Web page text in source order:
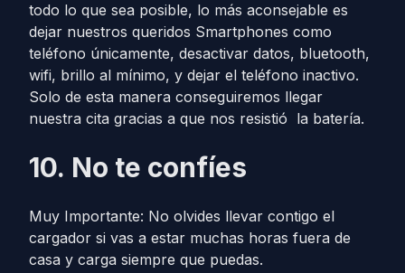
todo lo que sea posible, lo más aconsejable es
dejar nuestros queridos Smartphones como
teléfono únicamente, desactivar datos, bluetooth,
wifi, brillo al mínimo, y dejar el teléfono inactivo.
Solo de esta manera conseguiremos llegar
nuestra cita gracias a que nos resistió la batería.
10. No te confíes
Muy Importante: No olvides llevar contigo el
cargador si vas a estar muchas horas fuera de
casa y carga siempre que puedas.